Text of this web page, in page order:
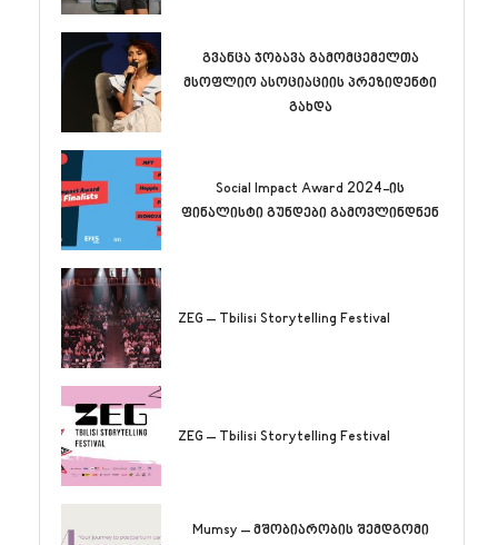
გვანცა ჯობავა გამომცემელთა
მსოფლიო ასოციაციის პრეზიდენტი
გახდა
Social Impact Award 2024-ის
ფინალისტი გუნდები გამოვლინდნენ
ZEG – Tbilisi Storytelling Festival
ZEG – Tbilisi Storytelling Festival
Mumsy – მშობიარობის შემდგომი